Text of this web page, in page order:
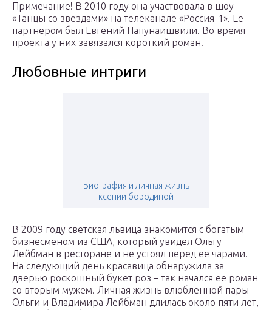
Примечание! В 2010 году она участвовала в шоу
«Танцы со звездами» на телеканале «Россия-1». Ее
партнером был Евгений Папунаишвили. Во время
проекта у них завязался короткий роман.
Любовные интриги
Биография и личная жизнь
ксении бородиной
В 2009 году светская львица знакомится с богатым
бизнесменом из США, который увидел Ольгу
Лейбман в ресторане и не устоял перед ее чарами.
На следующий день красавица обнаружила за
дверью роскошный букет роз – так начался ее роман
со вторым мужем. Личная жизнь влюбленной пары
Ольги и Владимира Лейбман длилась около пяти лет,